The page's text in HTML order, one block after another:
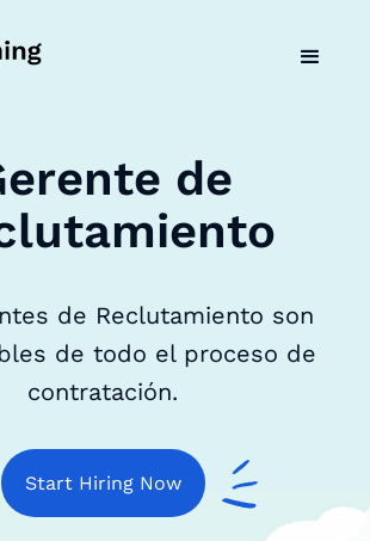
de
de Reclutamiento son
de todo el proceso de
contratación.
Start Hiring Now